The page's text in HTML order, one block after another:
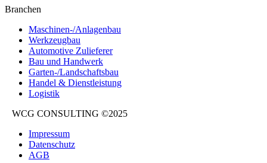
Branchen
Maschinen-/Anlagenbau
Werkzeugbau
Automotive Zulieferer
Bau und Handwerk
Garten-/Landschaftsbau
Handel & Dienstleistung
Logistik
WCG CONSULTING ©2025
Impressum
Datenschutz
AGB